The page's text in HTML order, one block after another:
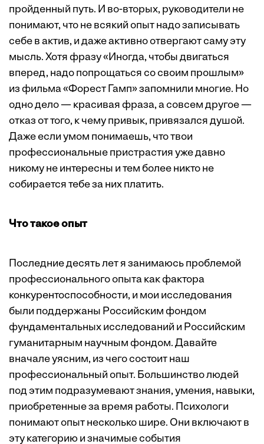
пройденный путь. И во-вторых, руководители не
понимают, что не всякий опыт надо записывать
себе в актив, и даже активно отвергают саму эту
мысль. Хотя фразу «Иногда, чтобы двигаться
вперед, надо попрощаться со своим прошлым»
из фильма «Форест Гамп» запомнили многие. Но
одно дело — красивая фраза, а совсем другое —
отказ от того, к чему привык, привязался душой.
Даже если умом понимаешь, что твои
профессиональные пристрастия уже давно
никому не интересны и тем более никто не
собирается тебе за них платить.
Что такое опыт
Последние десять лет я занимаюсь проблемой
профессионального опыта как фактора
конкурентоспособности, и мои исследования
были поддержаны Российским фондом
фундаментальных исследований и Российским
гуманитарным научным фондом. Давайте
вначале уясним, из чего состоит наш
профессиональный опыт. Большинство людей
под этим подразумевают знания, умения, навыки,
приобретенные за время работы. Психологи
понимают опыт несколько шире. Они включают в
эту категорию и значимые события